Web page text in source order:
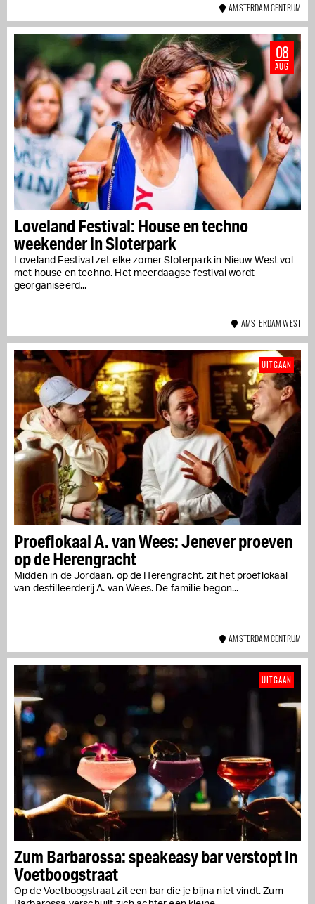
AMSTERDAM CENTRUM
Loveland Festival: House en techno
weekender in Sloterpark
Loveland Festival zet elke zomer Sloterpark in Nieuw-West vol
met house en techno. Het meerdaagse festival wordt
georganiseerd...
08
AUG
AMSTERDAM WEST
Proeflokaal A. van Wees: Jenever proeven
op de Herengracht
Midden in de Jordaan, op de Herengracht, zit het proeflokaal
van destilleerderij A. van Wees. De familie begon...
UITGAAN
AMSTERDAM CENTRUM
Zum Barbarossa: speakeasy bar verstopt in
Voetboogstraat
Op de Voetboogstraat zit een bar die je bijna niet vindt. Zum
UITGAAN